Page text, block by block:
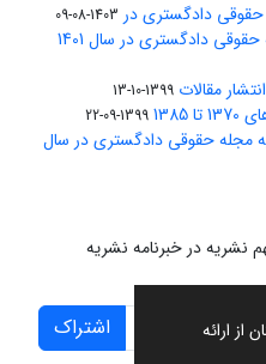
از ارائه
حقوقی دادگستری در 1403-08-09
دادگستری در سال 1401
مقالات 1399-10-13
1399-09-22
مجله حقوقی دادگستری در سال
نشریه در خبرنامه نشریه
اشتراک